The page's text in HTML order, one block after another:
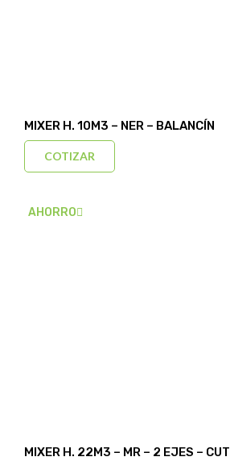
MIXER H. 10M3 – NER – BALANCÍN
COTIZAR
AHORRO
MIXER H. 22M3 – MR – 2 EJES – CUT